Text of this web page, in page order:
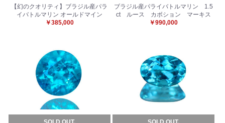
【幻のクオリティ】ブラジル産パラ
イバトルマリン オールドマイン
￥385,000
ブラジル産パライバトルマリン 1.5
ct ルース カボション マーキス
￥990,000